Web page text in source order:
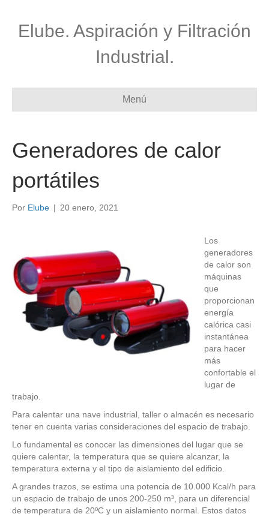
Elube. Aspiración y Filtración
Industrial.
Menú
Generadores de calor
portátiles
Por Elube | 20 enero, 2021
Los
generadores
de calor son
máquinas
que
proporcionan
energía
calórica casi
instantánea
para hacer
más
confortable el
lugar de
trabajo.
Para calentar una nave industrial, taller o almacén es necesario
tener en cuenta varias consideraciones del espacio de trabajo.
Lo fundamental es conocer las dimensiones del lugar que se
quiere calentar, la temperatura que se quiere alcanzar, la
temperatura externa y el tipo de aislamiento del edificio.
A grandes trazos, se estima una potencia de 10.000 Kcal/h para
un espacio de trabajo de unos 200-250 m³, para un diferencial
de temperatura de 20ºC y un aislamiento normal. Estos datos